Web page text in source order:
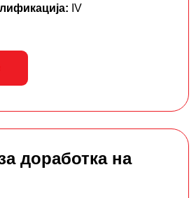
IV
доработка на